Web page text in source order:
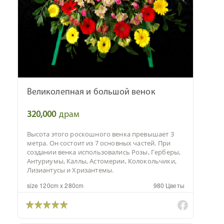
Великолепная и большой венок
320,000 драм
Высота этого роскошного венка превышает 3
метра. Он состоит из 7 основных частей. При
создании венка использовались Розы, Герберы,
Антуриумы, Каллы, Астомерии, Колокольчики,
Лизиантусы и Хризантемы.
size 120cm x 280cm 980 Цветы